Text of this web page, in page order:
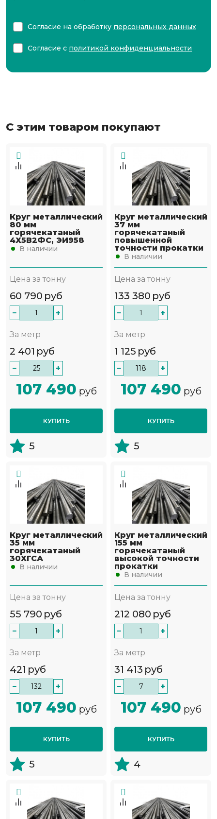
Согласие на обработку персональных данных
Согласие с политикой конфиденциальности
С этим товаром покупают
Круг металлический
80 мм
горячекатаный
4Х5В2ФС, ЭИ958
В наличии
Цена за тонну
60 790 руб
− +
За метр
2 401 руб
− +
107 490 руб
КУПИТЬ
5
Круг металлический
37 мм
горячекатаный
повышенной
точности прокатки
В наличии
Цена за тонну
133 380 руб
− +
За метр
1 125 руб
− +
107 490 руб
КУПИТЬ
5
Круг металлический
35 мм
горячекатаный
30ХГСА
В наличии
Цена за тонну
55 790 руб
− +
За метр
421 руб
− +
107 490 руб
КУПИТЬ
5
Круг металлический
155 мм
горячекатаный
высокой точности
прокатки
В наличии
Цена за тонну
212 080 руб
− +
За метр
31 413 руб
− +
107 490 руб
КУПИТЬ
4